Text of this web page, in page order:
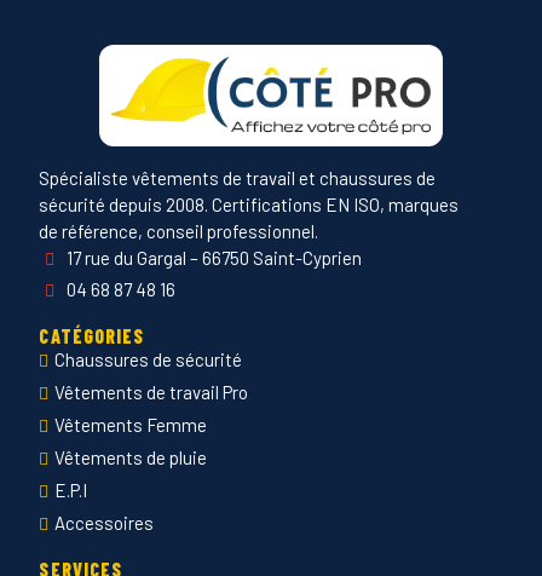
Spécialiste vêtements de travail et chaussures de
sécurité depuis 2008. Certifications EN ISO, marques
de référence, conseil professionnel.
17 rue du Gargal – 66750 Saint-Cyprien
04 68 87 48 16
CATÉGORIES
Chaussures de sécurité
Vêtements de travail Pro
Vêtements Femme
Vêtements de pluie
E.P.I
Accessoires
SERVICES